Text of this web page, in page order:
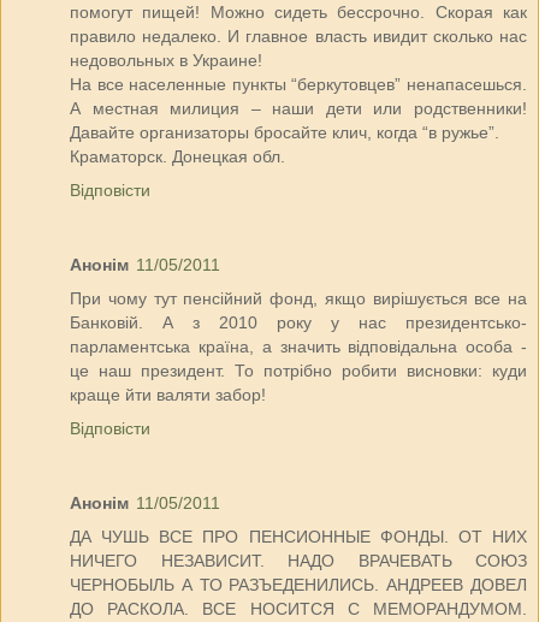
помогут пищей! Можно сидеть бессрочно. Скорая как
правило недалеко. И главное власть ивидит сколько нас
недовольных в Украине!
На все населенные пункты “беркутовцев” ненапасешься.
А местная милиция – наши дети или родственники!
Давайте организаторы бросайте клич, когда “в ружье”.
Краматорск. Донецкая обл.
Відповісти
Анонім 11/05/2011
При чому тут пенсійний фонд, якщо вирішується все на
Банковій. А з 2010 року у нас президентсько-
парламентська країна, а значить відповідальна особа -
це наш президент. То потрібно робити висновки: куди
краще йти валяти забор!
Відповісти
Анонім 11/05/2011
ДА ЧУШЬ ВСЕ ПРО ПЕНСИОННЫЕ ФОНДЫ. ОТ НИХ
НИЧЕГО НЕЗАВИСИТ. НАДО ВРАЧЕВАТЬ СОЮЗ
ЧЕРНОБЫЛЬ А ТО РАЗЪЕДЕНИЛИСЬ. АНДРЕЕВ ДОВЕЛ
ДО РАСКОЛА. ВСЕ НОСИТСЯ С МЕМОРАНДУМОМ.